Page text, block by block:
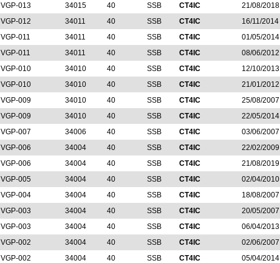
VGP-013 34015 40 SSB CT4IC
21/08/2018
VGP-012 34011 40 SSB CT4IC
16/11/2014
VGP-011 34011 40 SSB CT4IC
01/05/2014
VGP-011 34011 40 SSB CT4IC
08/06/2012
VGP-010 34010 40 SSB CT4IC
12/10/2013
VGP-010 34010 40 SSB CT4IC
21/01/2012
VGP-009 34010 40 SSB CT4IC
25/08/2007
VGP-009 34010 40 SSB CT4IC
22/05/2014
VGP-007 34006 40 SSB CT4IC
03/06/2007
VGP-006 34004 40 SSB CT4IC
22/02/2009
VGP-006 34004 40 SSB CT4IC
21/08/2019
VGP-005 34004 40 SSB CT4IC
02/04/2010
VGP-004 34004 40 SSB CT4IC
18/08/2007
VGP-003 34004 40 SSB CT4IC
20/05/2007
VGP-003 34004 40 SSB CT4IC
06/04/2013
VGP-002 34004 40 SSB CT4IC
02/06/2007
VGP-002 34004 40 SSB CT4IC
05/04/2014